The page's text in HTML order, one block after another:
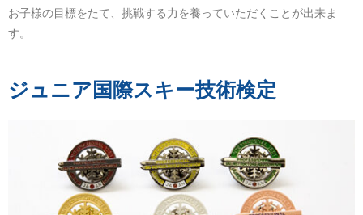
お子様の目標をたて、挑戦する力を養っていただくことが出来ま
す。
ジュニア国際スキー技術検定